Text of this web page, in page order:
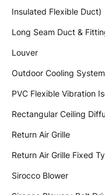
Insulated Flexible Duct)
Long Seam Duct &
Louver
Outdoor Cooling
PVC Flexible Vibration
Rectangular Ceiling
Return Air Grille
Return Air Grille Fixed
Sirocco Blower